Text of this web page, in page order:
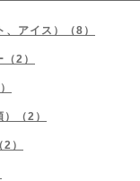
アイス）（8）
2）
（2）
）